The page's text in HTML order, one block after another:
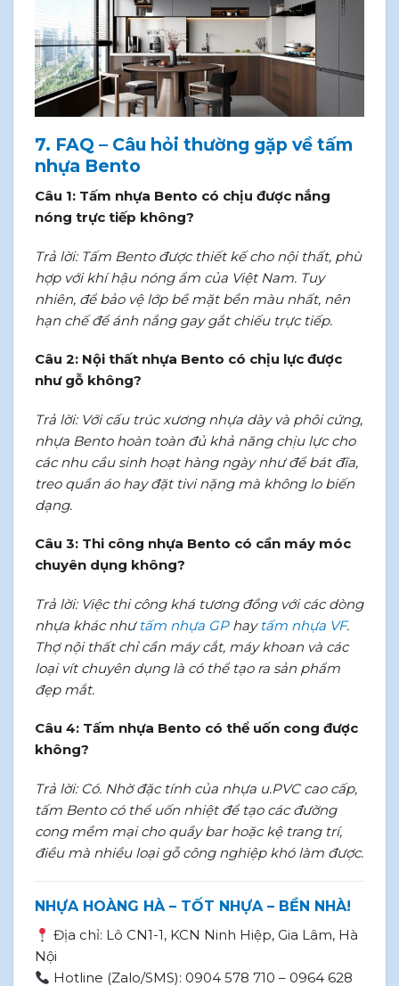
7. FAQ – Câu hỏi thường gặp về tấm
nhựa Bento
Câu 1: Tấm nhựa Bento có chịu được nắng
nóng trực tiếp không?
Trả lời: Tấm Bento được thiết kế cho nội thất, phù
hợp với khí hậu nóng ẩm của Việt Nam. Tuy
nhiên, để bảo vệ lớp bề mặt bền màu nhất, nên
hạn chế để ánh nắng gay gắt chiếu trực tiếp.
Câu 2: Nội thất nhựa Bento có chịu lực được
như gỗ không?
Trả lời: Với cấu trúc xương nhựa dày và phôi cứng,
nhựa Bento hoàn toàn đủ khả năng chịu lực cho
các nhu cầu sinh hoạt hàng ngày như để bát đĩa,
treo quần áo hay đặt tivi nặng mà không lo biến
dạng.
Câu 3: Thi công nhựa Bento có cần máy móc
chuyên dụng không?
Trả lời: Việc thi công khá tương đồng với các dòng
nhựa khác như tấm nhựa GPhay tấm nhựa VF.
Thợ nội thất chỉ cần máy cắt, máy khoan và các
loại vít chuyên dụng là có thể tạo ra sản phẩm
đẹp mắt.
Câu 4: Tấm nhựa Bento có thể uốn cong được
không?
Trả lời: Có. Nhờ đặc tính của nhựa u.PVC cao cấp,
tấm Bento có thể uốn nhiệt để tạo các đường
cong mềm mại cho quầy bar hoặc kệ trang trí,
điều mà nhiều loại gỗ công nghiệp khó làm được.
NHỰA HOÀNG HÀ – TỐT NHỰA – BỀN NHÀ!
Địa chỉ: Lô CN1-1, KCN Ninh Hiệp, Gia Lâm, Hà
Nội
Hotline (Zalo/SMS): 0904 578 710 – 0964 628